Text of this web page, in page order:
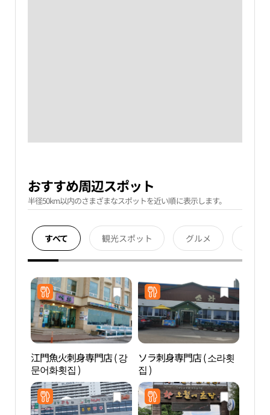
おすすめ周辺スポット
半径50km以内のさまざまなスポットを近い順に表示します。
すべて 観光スポット グルメ
江門魚火刺身専門店 ( 강
문어화횟집 )
ソラ刺身専門店 ( 소라횟
집 )